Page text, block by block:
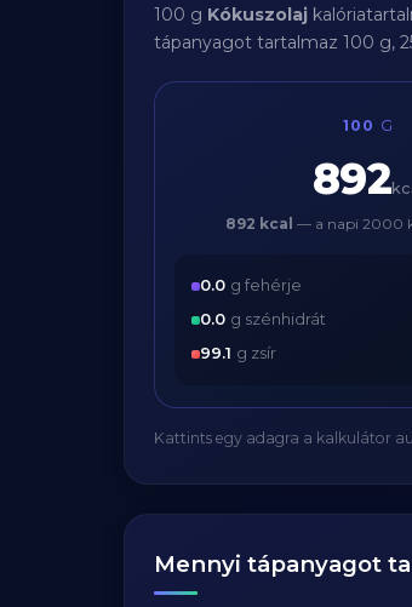
100 g Kókuszolaj
tápanyagot tartalmaz 100 g,
100 G
892
892 kcal — a napi 2000
0.0 g fehérje
0.0 g szénhidrát
99.1 g zsír
Kattints egy adagra a kalkulátor
Mennyi tápanyagot